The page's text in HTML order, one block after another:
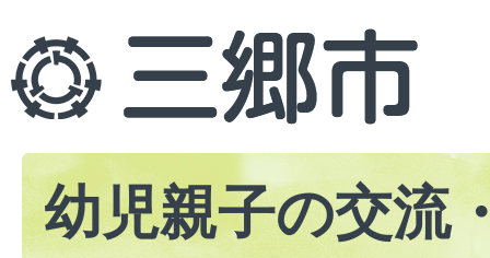
幼児親子の交流